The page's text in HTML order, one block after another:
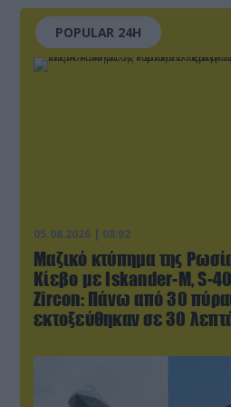
POPULAR 24H
05.08.2026 | 08:02
Μαζικό κτύπημα της
Κίεβο με Iskander-Μ, S-
Zircon: Πάνω από 30
εκτοξεύθηκαν σε 30